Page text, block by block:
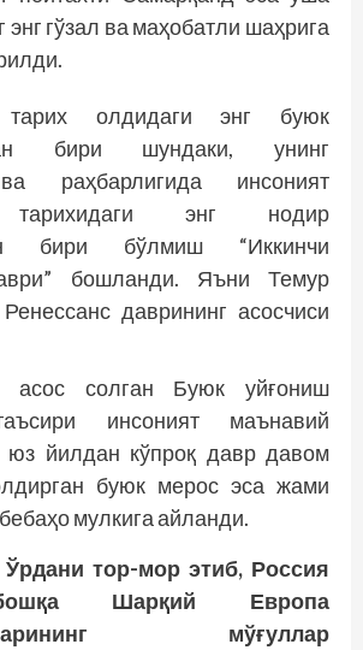
энг гўзал ва маҳобатли шаҳрига
тарих олдидаги энг буюк
бири шундаки, унинг
раҳбарлигида инсоният
тарихидаги энг нодир
бири бўлмиш “Иккинчи
бошланди. Яъни Темур
даврининг асосчиси
асос солган Буюк уйғониш
инсоният маънавий
йилдан кўпроқ давр давом
буюк мерос эса жами
мулкига айланди.
тор-мор этиб, Россия
Шарқий Европа
мўғуллар